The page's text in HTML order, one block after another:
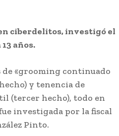
ciberdelitos, investigó el
años.
«grooming continuado
y tenencia de
(tercer hecho), todo en
investigada por la fiscal
Pinto.